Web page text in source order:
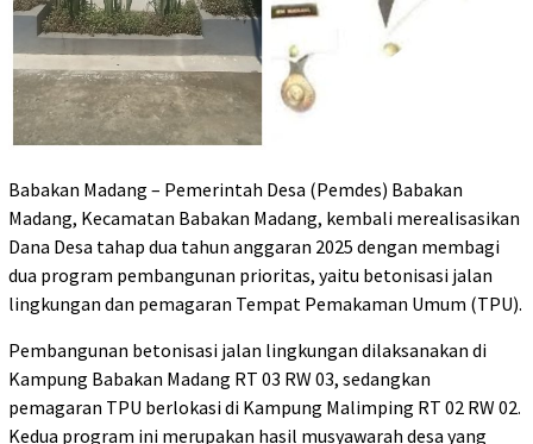
Babakan Madang – Pemerintah Desa (Pemdes) Babakan
Madang, Kecamatan Babakan Madang, kembali merealisasikan
Dana Desa tahap dua tahun anggaran 2025 dengan membagi
dua program pembangunan prioritas, yaitu betonisasi jalan
lingkungan dan pemagaran Tempat Pemakaman Umum (TPU).
Pembangunan betonisasi jalan lingkungan dilaksanakan di
Kampung Babakan Madang RT 03 RW 03, sedangkan
pemagaran TPU berlokasi di Kampung Malimping RT 02 RW 02.
Kedua program ini merupakan hasil musyawarah desa yang